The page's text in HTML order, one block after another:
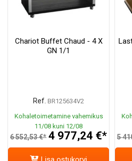
Chariot Buffet Chaud - 4 X
GN 1/1
Ref. BR125634V2
Kohaletoimetamine vahemikus
11/08 kuni 12/08
6 552,53 €* 4 977,24 €* 5